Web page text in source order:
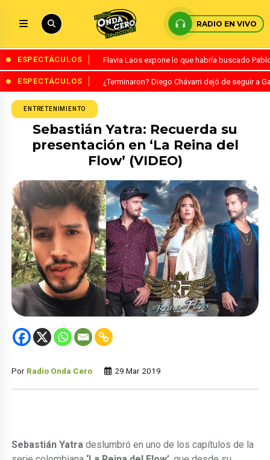
RADIO EN VIVO
ESPECTÁCULOS Flavia Laos expone lo que habría buscado
ESPECTÁCULOS ¿Terminaron? Diego Chávarri dejó de seguir a
ENTRETENIMIENTO
Sebastián Yatra: Recuerda su
presentación en ‘La Reina del
Flow’ (VIDEO)
Por Radio Onda Cero 29 Mar 2019
Sebastián Yatra deslumbró en uno de los capítulos de la